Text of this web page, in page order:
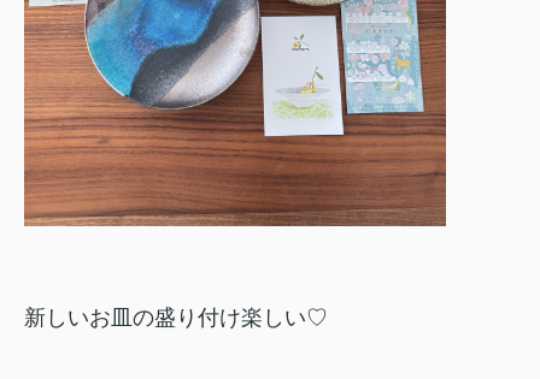
新しいお皿の盛り付け楽しい♡